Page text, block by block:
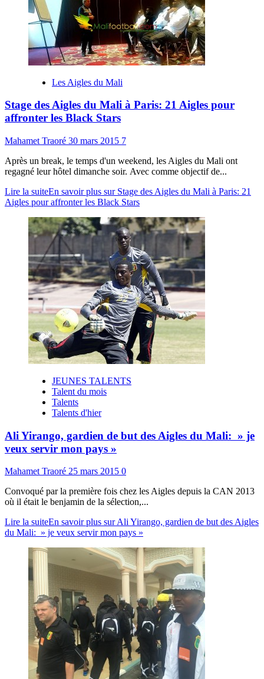
Les Aigles du Mali
Stage des Aigles du Mali à Paris: 21 Aigles pour
affronter les Black Stars
Mahamet Traoré 30 mars 2015 7
Après un break, le temps d'un weekend, les Aigles du Mali ont
regagné leur hôtel dimanche soir. Avec comme objectif de...
Lire la suiteEn savoir plus sur Stage des Aigles du Mali à Paris: 21
Aigles pour affronter les Black Stars
JEUNES TALENTS
Talent du mois
Talents
Talents d'hier
Ali Yirango, gardien de but des Aigles du Mali: » je
veux servir mon pays »
Mahamet Traoré 25 mars 2015 0
Convoqué par la première fois chez les Aigles depuis la CAN 2013
où il était le benjamin de la sélection,...
Lire la suiteEn savoir plus sur Ali Yirango, gardien de but des Aigles
du Mali: » je veux servir mon pays »